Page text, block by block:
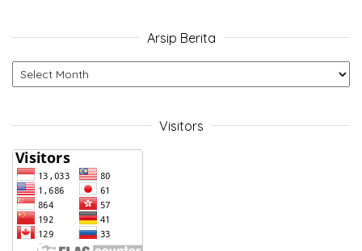
Arsip Berita
Visitors